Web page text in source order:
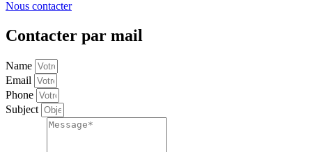
Nous contacter
Contacter par mail
Name
Email
Phone
Subject